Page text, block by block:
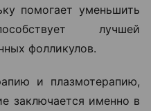
помогает уменьшить
лучшей
фолликулов.
и плазмотерапию,
заключается именно в